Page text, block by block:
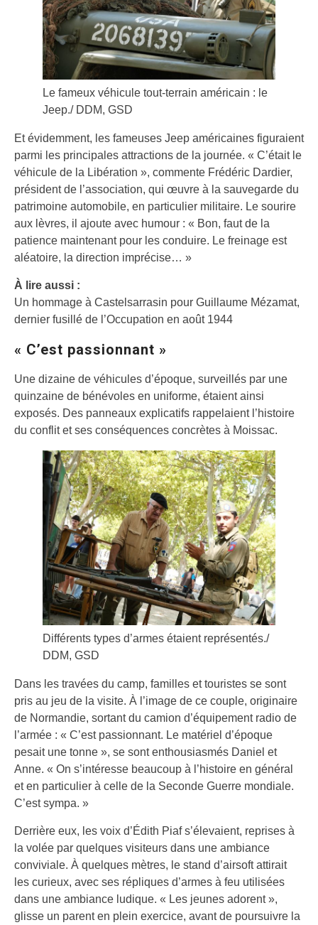
Le fameux véhicule tout-terrain américain : le
Jeep./ DDM, GSD
Et évidemment, les fameuses Jeep américaines figuraient
parmi les principales attractions de la journée. « C’était le
véhicule de la Libération », commente Frédéric Dardier,
président de l’association, qui œuvre à la sauvegarde du
patrimoine automobile, en particulier militaire. Le sourire
aux lèvres, il ajoute avec humour : « Bon, faut de la
patience maintenant pour les conduire. Le freinage est
aléatoire, la direction imprécise… »
À lire aussi :
Un hommage à Castelsarrasin pour Guillaume Mézamat,
dernier fusillé de l’Occupation en août 1944
« C’est passionnant »
Une dizaine de véhicules d’époque, surveillés par une
quinzaine de bénévoles en uniforme, étaient ainsi
exposés. Des panneaux explicatifs rappelaient l’histoire
du conflit et ses conséquences concrètes à Moissac.
Différents types d’armes étaient représentés./
DDM, GSD
Dans les travées du camp, familles et touristes se sont
pris au jeu de la visite. À l’image de ce couple, originaire
de Normandie, sortant du camion d’équipement radio de
l’armée : « C’est passionnant. Le matériel d’époque
pesait une tonne », se sont enthousiasmés Daniel et
Anne. « On s’intéresse beaucoup à l’histoire en général
et en particulier à celle de la Seconde Guerre mondiale.
C’est sympa. »
Derrière eux, les voix d’Édith Piaf s’élevaient, reprises à
la volée par quelques visiteurs dans une ambiance
conviviale. À quelques mètres, le stand d’airsoft attirait
les curieux, avec ses répliques d’armes à feu utilisées
dans une ambiance ludique. « Les jeunes adorent »,
glisse un parent en plein exercice, avant de poursuivre la